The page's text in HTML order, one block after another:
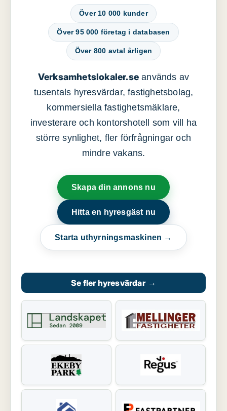
Över 10 000 kunder
Över 95 000 företag i databasen
Över 800 avtal årligen
Verksamhetslokaler.se används av
tusentals hyresvärdar, fastighetsbolag,
kommersiella fastighetsmäklare,
investerare och kontorshotell som vill ha
större synlighet, fler förfrågningar och
mindre vakans.
Skapa din annons nu
Hitta en hyresgäst nu
Starta uthyrningsmaskinen →
Se fler hyresvärdar →